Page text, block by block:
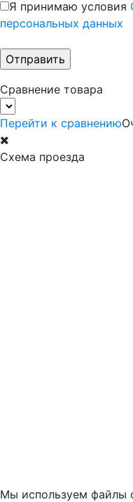
Я принимаю условия
персональных данных
Сравнение товара
Перейти к сравнению
Схема проезда
Мы используем файлы